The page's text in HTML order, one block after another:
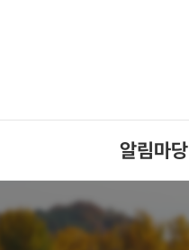
알림마당